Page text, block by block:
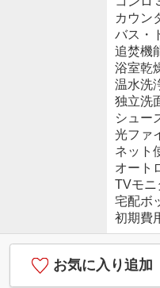
カウン
バス・
追焚機
浴室乾
温水洗
独立洗
シュー
光ファ
ネット
オート
TVモニ
宅配ボ
初期費
お気に入り追加